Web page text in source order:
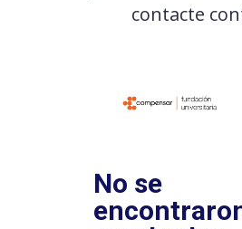
contacte